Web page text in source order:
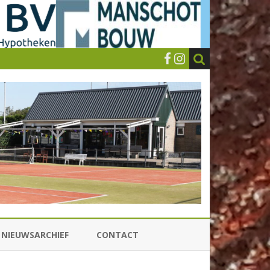
NIEUWSARCHIEF CONTACT